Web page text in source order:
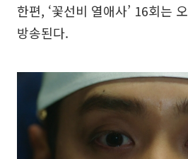
한편, ‘꽃선비 열애사’ 16회는
방송된다.